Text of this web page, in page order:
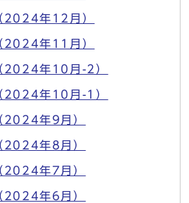
2024年12月）
2024年11月）
2024年10月-2）
2024年10月-1）
2024年9月）
2024年8月）
2024年7月）
2024年6月）